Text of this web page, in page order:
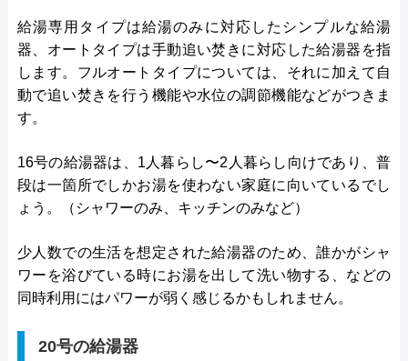
給湯専用タイプは給湯のみに対応したシンプルな給湯
器、オートタイプは手動追い焚きに対応した給湯器を指
します。フルオートタイプについては、それに加えて自
動で追い焚きを行う機能や水位の調節機能などがつきま
す。
16号の給湯器は、1人暮らし〜2人暮らし向けであり、普
段は一箇所でしかお湯を使わない家庭に向いているでし
ょう。（シャワーのみ、キッチンのみなど）
少人数での生活を想定された給湯器のため、誰かがシャ
ワーを浴びている時にお湯を出して洗い物する、などの
同時利用にはパワーが弱く感じるかもしれません。
20号の給湯器